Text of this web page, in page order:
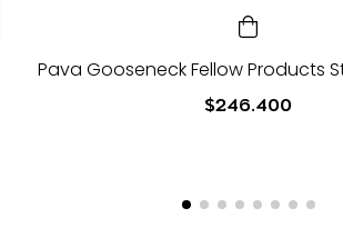
Pava Gooseneck Fellow Products
$246.400